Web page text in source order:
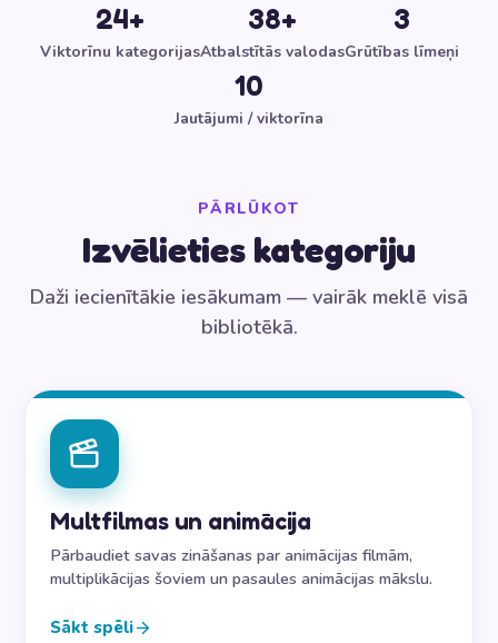
24+
Viktorīnu kategorijas
38+
Atbalstītās valodas
3
Grūtības līmeņi
10
Jautājumi / viktorīna
PĀRLŪKOT
Izvēlieties kategoriju
Daži iecienītākie iesākumam — vairāk meklē visā
bibliotēkā.
Multfilmas un animācija
Pārbaudiet savas zināšanas par animācijas filmām,
multiplikācijas šoviem un pasaules animācijas mākslu.
Sākt spēli